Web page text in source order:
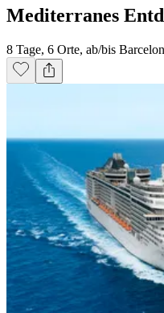
Mediterranes
8 Tage, 6 Orte, ab/bis